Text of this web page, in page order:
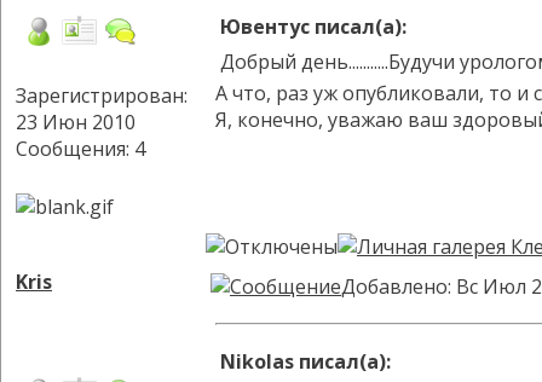
Зарегистрирован:
23 Июн 2010
Сообщения: 4
Ювентус писал(а):
Добрый день...........Будучи
А что, раз уж опубликовали, то
Я, конечно, уважаю ваш
Kris Добавлено: Вс Июл
Nikolas писал(а):